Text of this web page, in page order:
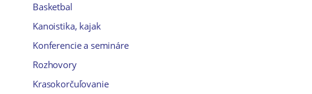
Basketbal
Kanoistika, kajak
Konferencie a semináre
Rozhovory
Krasokorčuľovanie